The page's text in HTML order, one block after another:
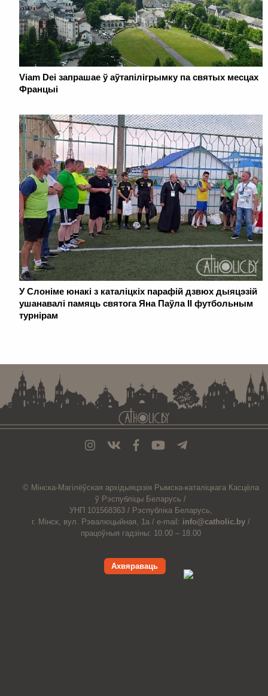
Viam Dei запрашае ў аўтапілігрымку па святых месцах
Францыі
У Слоніме юнакі з каталіцкіх парафій дзвюх дыяцэзій
ушанавалі памяць святога Яна Паўла ІІ футбольным
турнірам
© Мiнска-Магiлёўская архiдыяцэзiя Рымска-каталіцкага Касцёла
ў Рэспубліцы Беларусь /
УНП 101568363 / Рэспубліка Беларусь,
г. Мінск, вул. Рэвалюцыйная, 1а / e-mail: info@catholic.by /
працоўныя гадзіны: 10.00 – 18.00
Ахвяраваць